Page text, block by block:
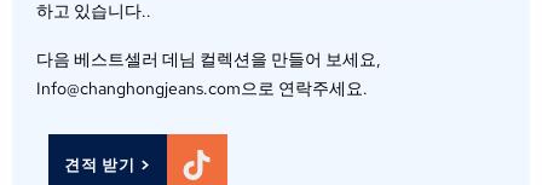
하고 있습니다..
다음 베스트셀러 데님 컬렉션을 만들어 보세요,
Info@changhongjeans.com으로 연락주세요.
견적 받기 >